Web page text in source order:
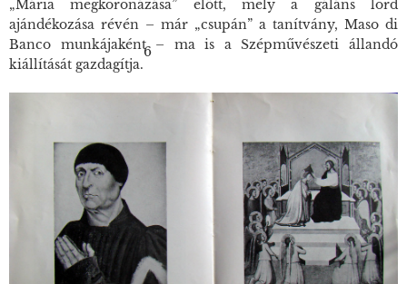
„Mária megkoronázása” előtt, mely a gáláns lord
ajándékozása révén – már „csupán” a tanítvány, Maso di
Banco munkájaként – ma is a Szépművészeti állandó
kiállítását gazdagítja.
6